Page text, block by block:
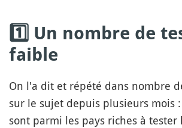
1️⃣ Un nombre de
faible
On l'a dit et répété dans nombre
sur le sujet depuis plusieurs mois :
sont parmi les pays riches à tester